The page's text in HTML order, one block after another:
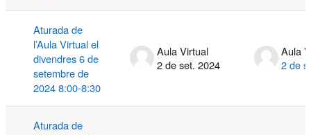
Aturada de
l’Aula Virtual el
divendres 6 de
setembre de
2024 8:00-8:30
Aula Virtual
2 de set. 2024
Aula
2 de
Aturada de